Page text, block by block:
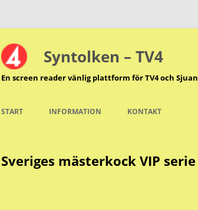
Hoppa
innehåll Syntolken – TV4
En screen reader vänlig plattform för TV4 och Sjuan
START INFORMATION KONTAKT
Sveriges mästerkock VIP